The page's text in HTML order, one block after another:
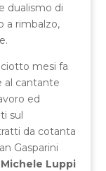
dualismo di
a rimbalzo,
mesi fa
al cantante
ed
sul
da cotanta
Gasparini
Michele Luppi